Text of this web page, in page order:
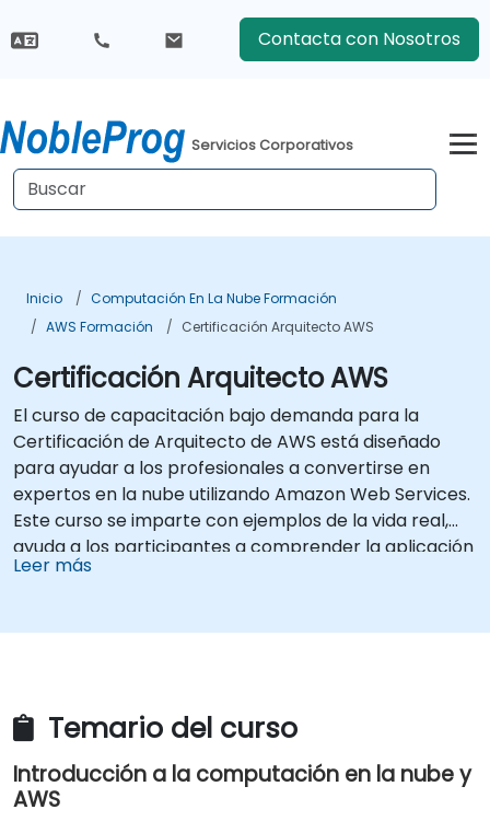
Contacta con Nosotros
Servicios Corporativos
Inicio
Computación En La Nube Formación
AWS Formación
Certificación Arquitecto AWS
Certificación Arquitecto AWS
El curso de capacitación bajo demanda para la
Certificación de Arquitecto de AWS está diseñado
para ayudar a los profesionales a convertirse en
expertos en la nube utilizando Amazon Web Services.
Este curso se imparte con ejemplos de la vida real,
ayuda a los participantes a comprender la aplicación
práctica de conceptos como los fundamentos de la
podrán implementar sus propias soluciones en la
nube utilizando instancias EC2, buckets S3, entre
otros.
Leer más
Temario del curso
Introducción a la computación en la nube y
AWS